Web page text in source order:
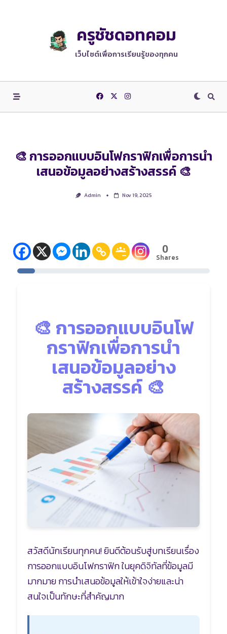
ครูชัชดอทคอม
เว็บไซต์เพื่อการเรียนรู้ของทุกคน
🎨 การออกแบบอินโฟกราฟิกเพื่อการนำ
เสนอข้อมูลอย่างสร้างสรรค์ 🎨
Admin Nov 19, 2025
0
Shares
🎨 การออกแบบอินโฟ
กราฟิกเพื่อการนำ
เสนอข้อมูลอย่าง
สร้างสรรค์ 🎨
สวัสดีนักเรียนทุกคน! ยินดีต้อนรับสู่บทเรียนเรื่อง
การออกแบบอินโฟกราฟิก ในยุคดิจิทัลที่ข้อมูลมี
มากมาย การนำเสนอข้อมูลให้เข้าใจง่ายและน่า
สนใจเป็นทักษะที่สำคัญมาก